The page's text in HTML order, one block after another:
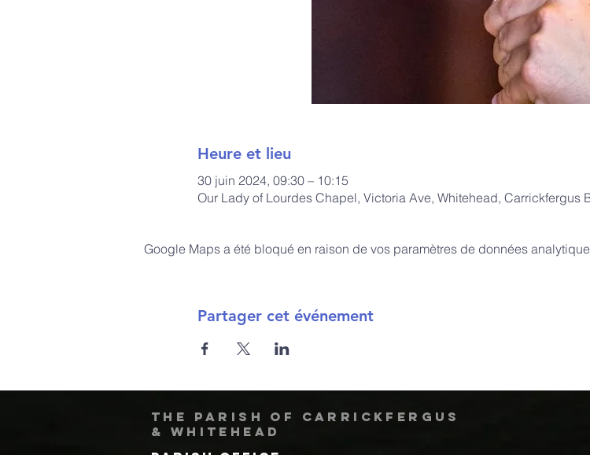
Heure et lieu
30 juin 2024, 09:30 – 10:15
Our Lady of Lourdes Chapel, Victoria Ave, Whitehead, Carrickfergus
Google Maps a été bloqué en raison de vos paramètres de données
Partager cet événement
The Parish of Carrickfergus
& Whitehead